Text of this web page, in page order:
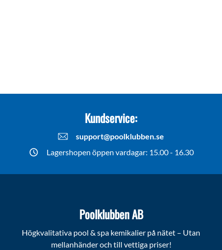
Kundservice:
support@poolklubben.se
Lagershopen öppen vardagar: 15.00 - 16.30
Poolklubben AB
Högkvalitativa pool & spa kemikalier på nätet – Utan
mellanhänder och till vettiga priser!